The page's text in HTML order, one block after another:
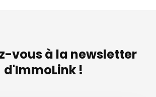
vous à la newsletter
d'ImmoLink !